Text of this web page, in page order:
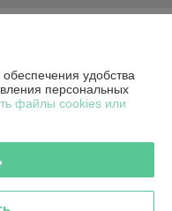
б-р Днепровский д.16-7 офис
удобства
персональных
файлы cookies или